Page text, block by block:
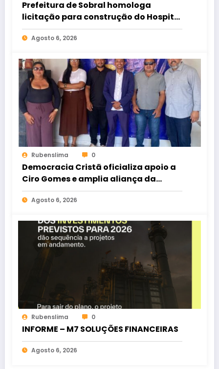
Prefeitura de Sobral homologa
licitação para construção do Hospital
de Taperuaba
Agosto 6, 2026
Rubenslima 0
Democracia Cristã oficializa apoio a
Ciro Gomes e amplia aliança da
oposição no Ceará
Agosto 6, 2026
Rubenslima 0
INFORME – M7 SOLUÇÕES FINANCEIRAS
Agosto 6, 2026